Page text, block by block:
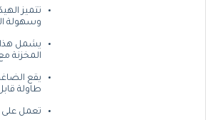
تتميز
وسهولة
يشمل هذا
المخزنة
يقع
طاولة
تعمل على 230 فولت، مما يوفر أداء تبريد قوي.